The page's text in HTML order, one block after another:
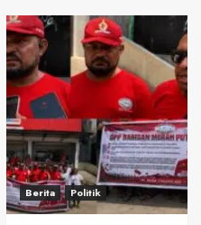
Berita Politik